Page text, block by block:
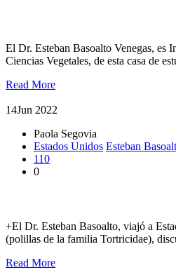
El Dr. Esteban Basoalto Venegas, es
Ciencias Vegetales, de esta casa de
Read More
14Jun 2022
Paola Segovia
Estados Unidos Esteban
110
0
+El Dr. Esteban Basoalto, viajó a
(polillas de la familia Tortricidae),
Read More